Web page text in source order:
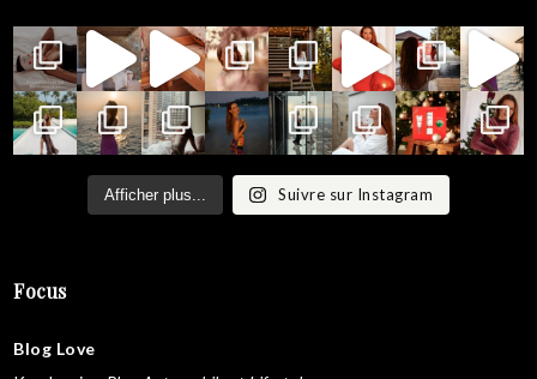
Afficher plus... Suivre sur Instagram
Focus
Blog Love